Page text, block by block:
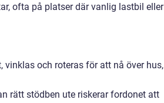
ofta på platser där vanlig lastbil eller
och roteras för att nå över hus,
rätt stödben ute riskerar fordonet att